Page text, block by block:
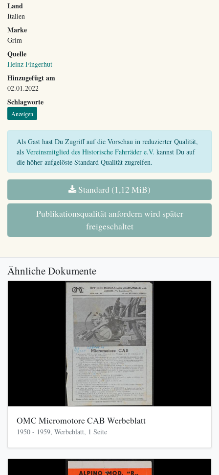
Land
Italien
Marke
Grim
Quelle
Heinz Fingerhut
Hinzugefügt am
02.01.2022
Schlagworte
Anzeigen
Als Gast hast Du Zugriff auf die Vorschau in reduzierter Qualität,
als Vereinsmitglied des Historische Fahrräder e.V. kannst Du auf
die höher aufgelöste Standard Qualität zugreifen.
Standard (1,12 MiB)
Publikationsqualität anfordern wird später
freigeschaltet
Ähnliche Dokumente
OMC Micromotore CAB Werbeblatt
1950 - 1959, Werbeblatt, 1 Seite